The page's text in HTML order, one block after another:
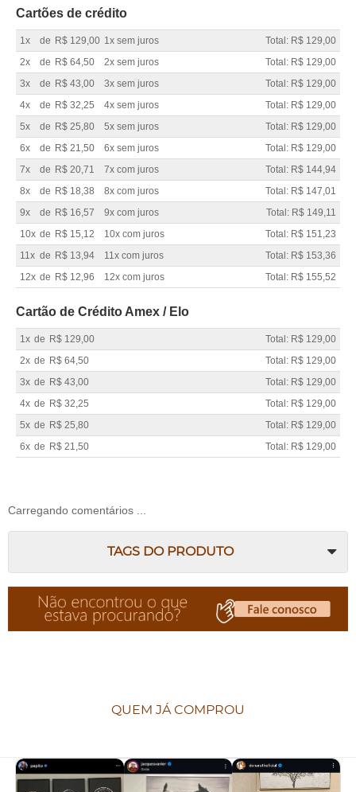
Cartões de crédito
1x de R$ 129,00 1x sem juros
Total: R$ 129,00
2x
de R$ 64,50 2x sem juros
Total: R$ 129,00
3x
de R$ 43,00 3x sem juros
Total: R$ 129,00
4x
de R$ 32,25 4x sem juros
Total: R$ 129,00
5x
de R$ 25,80 5x sem juros
Total: R$ 129,00
6x
de R$ 21,50 6x sem juros
Total: R$ 129,00
7x
de R$ 20,71 7x com juros
Total: R$ 144,94
8x
de R$ 18,38 8x com juros
Total: R$ 147,01
9x
de R$ 16,57 9x com juros
Total: R$ 149,11
10x de R$ 15,12 10x com juros
Total: R$ 151,23
11x de R$ 13,94 11x com juros
Total: R$ 153,36
12x de R$ 12,96 12x com juros Total: R$ 155,52
Cartão de Crédito Amex / Elo
1x de R$ 129,00
Total: R$ 129,00
2x de R$ 64,50
Total: R$ 129,00
3x de R$ 43,00
Total: R$ 129,00
4x de R$ 32,25
Total: R$ 129,00
5x de R$ 25,80
Total: R$ 129,00
6x de R$ 21,50 Total: R$ 129,00
Carregando comentários ...
TAGS DO PRODUTO
QUEM JÁ COMPROU